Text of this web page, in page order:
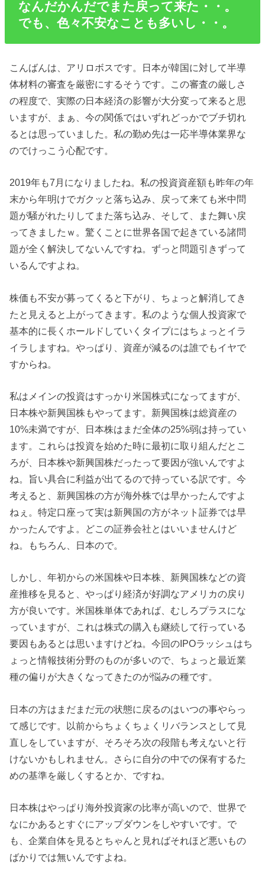
なんだかんだでまた戻って来た・・。
でも、色々不安なことも多いし・・。
こんばんは、アリロボスです。日本が韓国に対して半導
体材料の審査を厳密にするそうです。この審査の厳しさ
の程度で、実際の日本経済の影響が大分変って来ると思
いますが、まぁ、今の関係ではいずれどっかでブチ切れ
るとは思っていました。私の勤め先は一応半導体業界な
のでけっこう心配です。
2019年も7月になりましたね。私の投資資産額も昨年の年
末から年明けでガクッと落ち込み、戻って来ても米中問
題が騒がれたりしてまた落ち込み、そして、また舞い戻
ってきましたｗ。驚くことに世界各国で起きている諸問
題が全く解決してないんですね。ずっと問題引きずって
いるんですよね。
株価も不安が募ってくると下がり、ちょっと解消してき
たと見えると上がってきます。私のような個人投資家で
基本的に長くホールドしていくタイプにはちょっとイラ
イラしますね。やっぱり、資産が減るのは誰でもイヤで
すからね。
私はメインの投資はすっかり米国株式になってますが、
日本株や新興国株もやってます。新興国株は総資産の
10%未満ですが、日本株はまだ全体の25%弱は持ってい
ます。これらは投資を始めた時に最初に取り組んだとこ
ろが、日本株や新興国株だったって要因が強いんですよ
ね。旨い具合に利益が出てるので持っている訳です。今
考えると、新興国株の方が海外株では早かったんですよ
ねぇ。特定口座って実は新興国の方がネット証券では早
かったんですよ。どこの証券会社とはいいませんけど
ね。もちろん、日本ので。
しかし、年初からの米国株や日本株、新興国株などの資
産推移を見ると、やっぱり経済が好調なアメリカの戻り
方が良いです。米国株単体であれば、むしろプラスにな
っていますが、これは株式の購入も継続して行っている
要因もあるとは思いますけどね。今回のIPOラッシュはち
ょっと情報技術分野のものが多いので、ちょっと最近業
種の偏りが大きくなってきたのが悩みの種です。
日本の方はまだまだ元の状態に戻るのはいつの事やらっ
て感じです。以前からちょくちょくリバランスとして見
直しをしていますが、そろそろ次の段階も考えないと行
けないかもしれません。さらに自分の中での保有するた
めの基準を厳しくするとか、ですね。
日本株はやっぱり海外投資家の比率が高いので、世界で
なにかあるとすぐにアップダウンをしやすいです。で
も、企業自体を見るとちゃんと見ればそれほど悪いもの
ばかりでは無いんですよね。